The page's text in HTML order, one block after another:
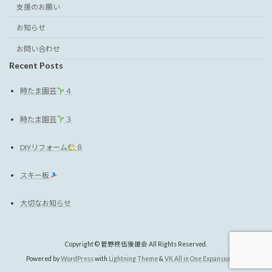
支援のお願い
お知らせ
お問い合わせ
Recent Posts
時たま園芸 ４
時たま園芸 ３
DIYリフォーム ８
スキー板
大切なお知らせ
Copyright © 菅野柊伍後援会 All Rights Reserved.
Powered byWordPresswith Lightning Theme& VK All in One Expansion Unit